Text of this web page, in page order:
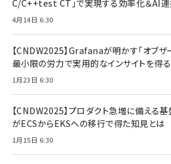
C/C++test CT」で実現する効率化＆AI
4月14日 6:30
【CNDW2025】Grafanaが明かす「オブザ
最小限の労力で実用的なインサイトを得
1月23日 6:30
【CNDW2025】プロダクト急増に備える
がECSからEKSへの移行で得た知見とは
1月15日 6:30